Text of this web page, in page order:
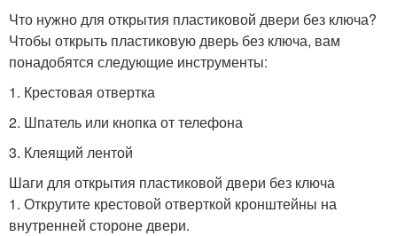
Что нужно для открытия пластиковой двери без ключа?
Чтобы открыть пластиковую дверь без ключа, вам
понадобятся следующие инструменты:
1. Крестовая отвертка
2. Шпатель или кнопка от телефона
3. Клеящий лентой
Шаги для открытия пластиковой двери без ключа
1. Открутите крестовой отверткой кронштейны на
внутренней стороне двери.